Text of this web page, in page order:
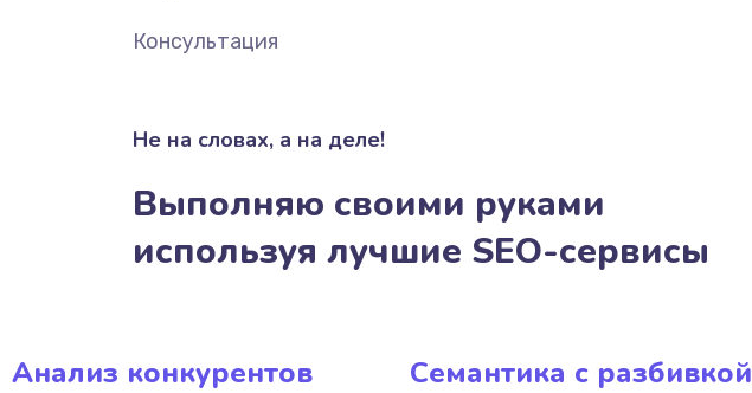
Консультация
Не на словах, а на деле!
Выполняю своими руками
используя лучшие SEO-сервисы
Анализ конкурентов Семантика с разбивкой